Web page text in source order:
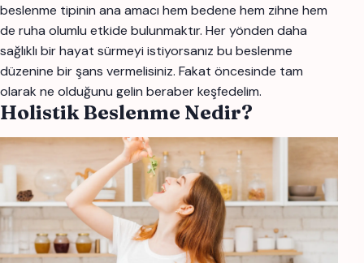
beslenme tipinin ana amacı hem bedene hem zihne hem
de ruha olumlu etkide bulunmaktır. Her yönden daha
sağlıklı bir hayat sürmeyi istiyorsanız bu beslenme
düzenine bir şans vermelisiniz. Fakat öncesinde tam
olarak ne olduğunu gelin beraber keşfedelim.
Holistik Beslenme Nedir?